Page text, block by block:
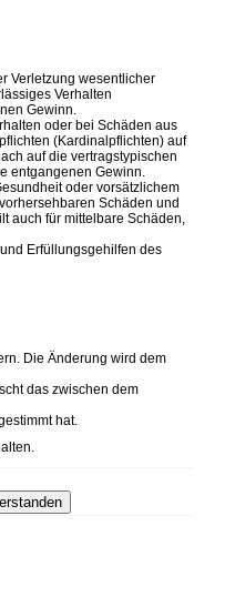
Verletzung wesentlicher
Verhalten
Gewinn.
oder bei Schäden aus
(Kardinalpflichten) auf
auf die vertragstypischen
entgangenen Gewinn.
oder vorsätzlichem
Schäden und
auch für mittelbare Schäden,
Erfüllungsgehilfen des
Die Änderung wird dem
das zwischen dem
hat.